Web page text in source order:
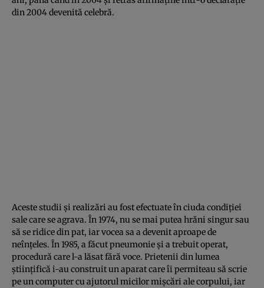
din 2004 devenită celebră.
Aceste studii şi realizări au fost efectuate în ciuda condiţiei
sale care se agrava. În 1974, nu se mai putea hrăni singur sau
să se ridice din pat, iar vocea sa a devenit aproape de
neînţeles. În 1985, a făcut pneumonie şi a trebuit operat,
procedură care l-a lăsat fără voce. Prietenii din lumea
ştiinţifică i-au construit un aparat care îi permiteau să scrie
pe un computer cu ajutorul micilor mişcări ale corpului, iar